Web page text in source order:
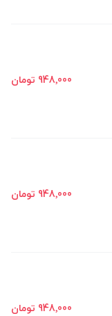
948٬000 تومان
948٬000 تومان
948٬000 تومان